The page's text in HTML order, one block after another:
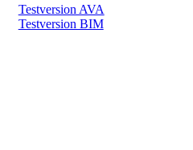
Testversion AVA
Testversion BIM